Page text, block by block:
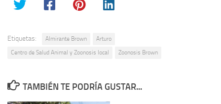
Etiquetas: Almirante Brown
Arturo
Centro de Salud Animal y Zoonosis local
Zoonosis Brown
TAMBIÉN TE PODRÍA GUSTAR...